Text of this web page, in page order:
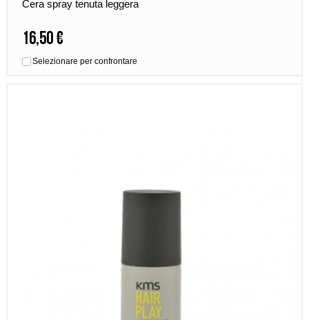
Cera spray tenuta leggera
16,50 €
Selezionare per confrontare